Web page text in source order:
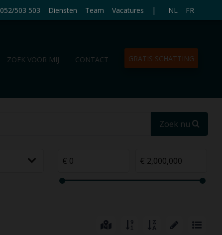
052/503 503 Diensten Team Vacatures | NL FR
ZOEK VOOR MIJ CONTACT GRATIS SCHATTING
Zoek nu